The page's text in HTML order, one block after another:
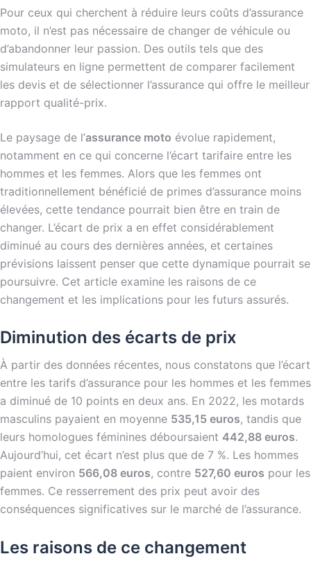
Pour ceux qui cherchent à réduire leurs coûts d’assurance
moto, il n’est pas nécessaire de changer de véhicule ou
d’abandonner leur passion. Des outils tels que des
simulateurs en ligne permettent de comparer facilement
les devis et de sélectionner l’assurance qui offre le meilleur
rapport qualité-prix.
Le paysage de l’assurance moto évolue rapidement,
notamment en ce qui concerne l’écart tarifaire entre les
hommes et les femmes. Alors que les femmes ont
traditionnellement bénéficié de primes d’assurance moins
élevées, cette tendance pourrait bien être en train de
changer. L’écart de prix a en effet considérablement
diminué au cours des dernières années, et certaines
prévisions laissent penser que cette dynamique pourrait se
poursuivre. Cet article examine les raisons de ce
changement et les implications pour les futurs assurés.
Diminution des écarts de prix
À partir des données récentes, nous constatons que l’écart
entre les tarifs d’assurance pour les hommes et les femmes
a diminué de 10 points en deux ans. En 2022, les motards
masculins payaient en moyenne 535,15 euros, tandis que
leurs homologues féminines déboursaient 442,88 euros.
Aujourd’hui, cet écart n’est plus que de 7 %. Les hommes
paient environ 566,08 euros, contre 527,60 euros pour les
femmes. Ce resserrement des prix peut avoir des
conséquences significatives sur le marché de l’assurance.
Les raisons de ce changement